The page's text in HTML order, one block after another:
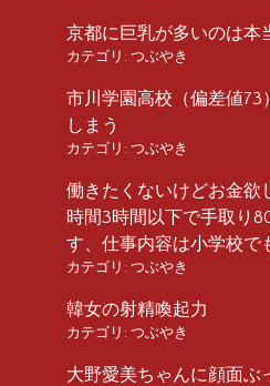
京都に巨乳が多いのは本
カテゴリ: つぶやき
市川学園高校（偏差値73
しまう
カテゴリ: つぶやき
働きたくないけどお金欲
時間3時間以下で手取り
す、仕事内容は小学校で
カテゴリ: つぶやき
韓女の射精喚起力
カテゴリ: つぶやき
大野愛美ちゃんに顔面